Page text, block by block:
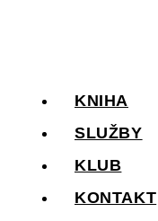
KNIHA
SLUŽBY
KLUB
KONTAKT